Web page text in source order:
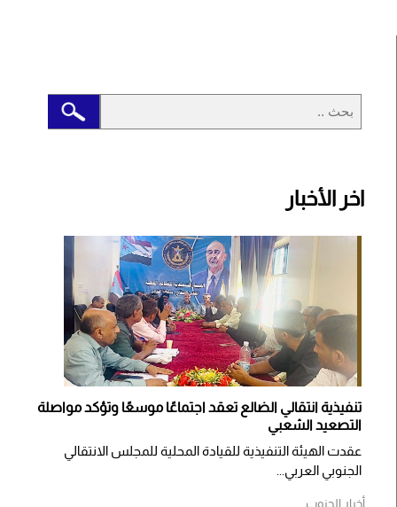
اخر الأخبار
تنفيذية انتقالي الضالع تعقد اجتماعًا موسعًا وتؤكد مواصلة
التصعيد الشعبي
عقدت الهيئة التنفيذية للقيادة المحلية للمجلس الانتقالي
الجنوبي العربي...
أخبار الجنوب